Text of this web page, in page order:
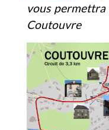
vous
Coutouvre